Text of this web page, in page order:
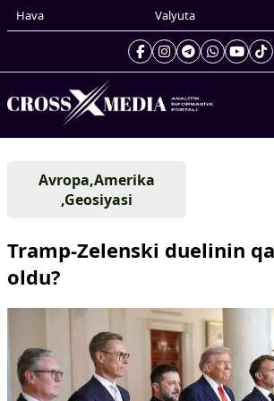
Hava Valyuta
Gündəm
Dünya
Xarici xəbərlər
Cənubi Qafqaz
Türk Dünyası
Avropa
Amerika
Asiya
Afrika
Avropa,Amerika
,Geosiyasi
Tramp-Zelenski duelinin
oldu?